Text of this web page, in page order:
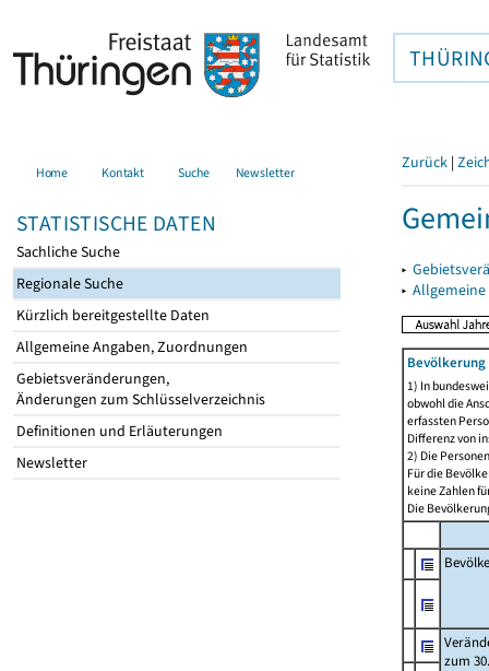
Home Kontakt Suche Newsletter
STATISTISCHE DATEN
Sachliche Suche
Regionale Suche
Kürzlich bereitgestellte Daten
Allgemeine Angaben, Zuordnungen
Gebietsveränderungen,
Änderungen zum Schlüsselverzeichnis
Definitionen und Erläuterungen
Newsletter
Zurück |
▸
▸
1) In
obwohl die
erfassten
Differenz von
2) Die
Für die
keine Zahlen
Die
zum